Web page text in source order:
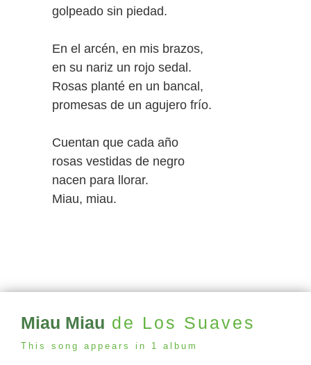
golpeado sin piedad.
En el arcén, en mis brazos,
en su nariz un rojo sedal.
Rosas planté en un bancal,
promesas de un agujero frío.
Cuentan que cada año
rosas vestidas de negro
nacen para llorar.
Miau, miau.
Miau Miau de Los Suaves
This song appears in 1 album